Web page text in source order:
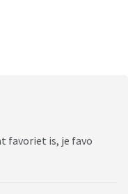
favoriet is, je favo